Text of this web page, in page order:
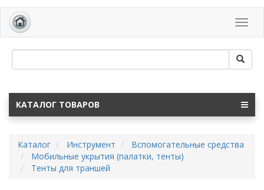
КАТАЛОГ ТОВАРОВ
Каталог Инструмент
Вспомогательные средства
Мобильные укрытия (палатки, тенты)
Тенты для траншей